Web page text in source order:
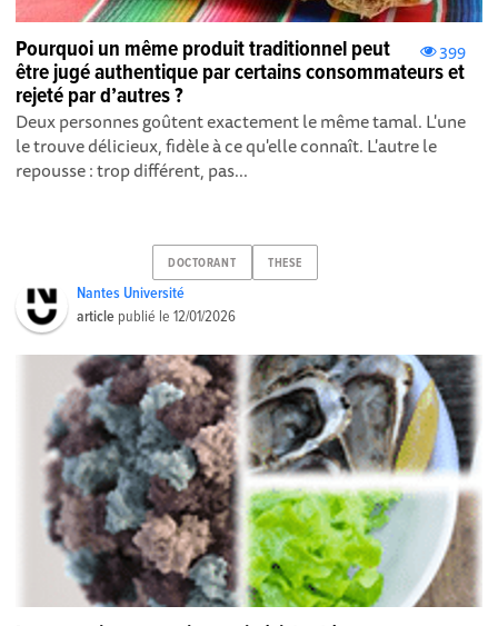
399
Pourquoi un même produit traditionnel peut
être jugé authentique par certains consommateurs et
rejeté par d’autres ?
Deux personnes goûtent exactement le même tamal. L'une
le trouve délicieux, fidèle à ce qu'elle connaît. L'autre le
repousse : trop différent, pas...
DOCTORANT THESE
Nantes Université
article publié le12/01/2026